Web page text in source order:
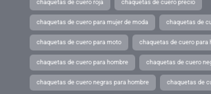
chaquetas de cuero roja chaquetas de cuero precio
chaquetas de cuero para mujer de moda chaquetas de
chaquetas de cuero para moto chaquetas de cuero para
chaquetas de cuero para hombre chaquetas de cuero
chaquetas de cuero negras para hombre chaquetas de